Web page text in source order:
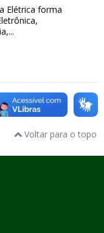
Elétrica forma
Voltar para o topo